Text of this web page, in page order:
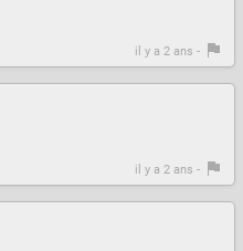
il y a 2 ans -
il y a 2 ans -